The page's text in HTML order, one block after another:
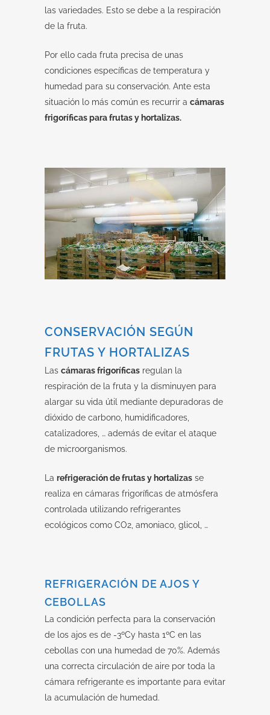
las variedades. Esto se debe a la respiración
de la fruta.
Por ello cada fruta precisa de unas
condiciones específicas de temperatura y
humedad para su conservación. Ante esta
situación lo más común es recurrir a cámaras
frigoríficas para frutas y hortalizas.
CONSERVACIÓN SEGÚN
FRUTAS Y HORTALIZAS
Las cámaras frigoríficas regulan la
respiración de la fruta y la disminuyen para
alargar su vida útil mediante depuradoras de
dióxido de carbono, humidificadores,
catalizadores, … además de evitar el ataque
de microorganismos.
La refrigeración de frutas y hortalizas se
realiza en cámaras frigoríficas de atmósfera
controlada utilizando refrigerantes
ecológicos como CO2, amoniaco, glicol, …
REFRIGERACIÓN DE AJOS Y
CEBOLLAS
La condición perfecta para la conservación
de los ajos es de -3ºCy hasta 1ºC en las
cebollas con una humedad de 70%. Además
una correcta circulación de aire por toda la
cámara refrigerante es importante para evitar
la acumulación de humedad.